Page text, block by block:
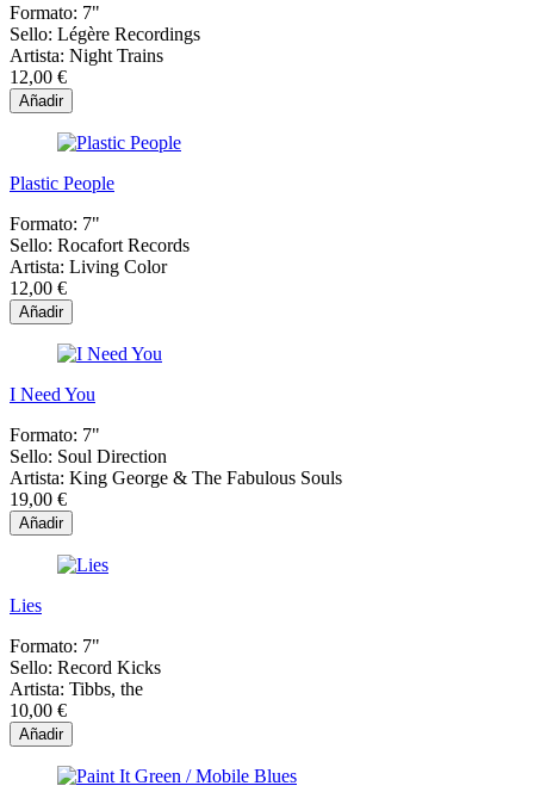
Formato: 7"
Sello: Légère Recordings
Artista: Night Trains
12,00 €
Añadir
Plastic People
Formato: 7"
Sello: Rocafort Records
Artista: Living Color
12,00 €
Añadir
I Need You
Formato: 7"
Sello: Soul Direction
Artista: King George & The Fabulous Souls
19,00 €
Añadir
Lies
Formato: 7"
Sello: Record Kicks
Artista: Tibbs, the
10,00 €
Añadir